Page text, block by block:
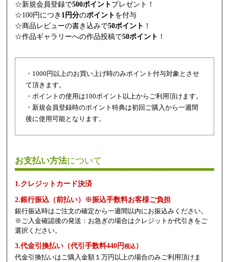
☆新規会員登録で500ポイント プレゼント！
☆100円につき 1円分のポイント を付与
☆商品レビューの書き込みで50ポイント ！
☆作品ギャラリーへの作品投稿で50ポイント ！
・1000円以上のお買い上げ時のみポイント付与対象とさせ
て頂きます。
・ポイントの使用は100ポイント以上からご利用頂けます。
・新規会員登録時のポイント特典は初回ご購入から一週間
後に使用可能となります。
お支払い方法について
1.クレジットカード決済
2.銀行振込（前払い）※振込手数料お客様ご負担
銀行振込時はご注文の確定から一週間以内にお振込みください。
※ご入金確認後の発送：お急ぎの場合はクレジットか代引きをご
選択ください。
3.代金引換払い（代引手数料440円税込）
代金引換払いはご購入金額１万円以上の場合のみご利用頂けま